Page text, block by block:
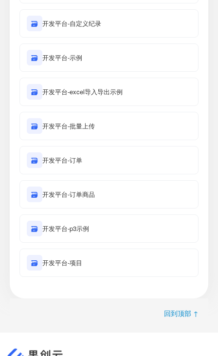
🗃 开发平台-自定义纪录
🗃 开发平台-示例
🗃 开发平台-excel导入导出示例
🗃 开发平台-批量上传
🗃 开发平台-订单
🗃 开发平台-订单商品
🗃 开发平台-p3示例
🗃 开发平台-项目
回到顶部 ↑